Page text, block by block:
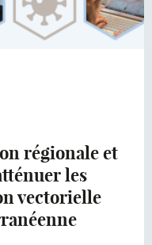
régionale et
les
vectorielle